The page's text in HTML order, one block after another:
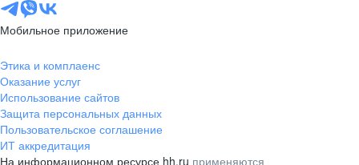
Мобильное приложение
Этика и комплаенс
Оказание услуг
Использование сайтов
Защита персональных данных
Пользовательское соглашение
ИТ аккредитация
На информационном ресурсе hh.ru применяются